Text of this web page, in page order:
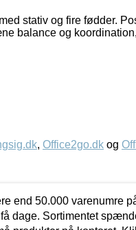
stativ og fire fødder.
balance og
, Office2go.dk og
end 50.000 varenumre
dage. Sortimentet